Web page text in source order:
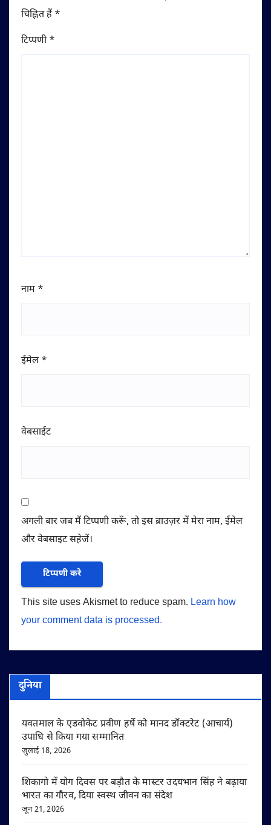
चिह्नित हैं *
टिप्पणी*
नाम *
ईमेल *
वेबसाईट
अगली बार जब मैं टिप्पणी करूँ, तो इस ब्राउज़र में मेरा नाम, ईमेल
और वेबसाइट सहेजें।
This site uses Akismet to reduce spam. Learn how
your comment data is processed.
दुनिया
यवतमाल के एडवोकेट प्रवीण हर्षे को मानद डॉक्टरेट (आचार्य)
उपाधि से किया गया सम्मानित
जुलाई 18, 2026
शिकागो में योग दिवस पर बड़ौत के मास्टर उदयभान सिंह ने बढ़ाया
भारत का गौरव, दिया स्वस्थ जीवन का संदेश
जून 21, 2026